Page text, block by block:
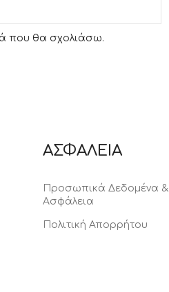
που θα σχολιάσω.
ΑΣΦΑΛΕΙΑ
Προσωπικά Δεδομένα &
Ασφάλεια
Πολιτική Απορρήτου